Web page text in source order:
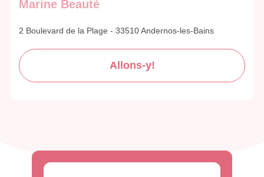
Marine Beauté
2 Boulevard de la Plage - 33510 Andernos-les-Bains
Allons-y!